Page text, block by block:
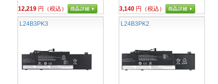
12,219 円（税込） 3,140 円（税込）
L24B3PK3 L24B3PK2